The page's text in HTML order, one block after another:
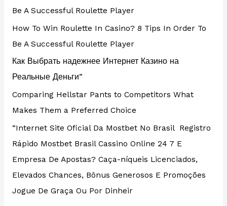
Be A Successful Roulette Player
How To Win Roulette In Casino? 8 Tips In Order To
Be A Successful Roulette Player
Как Выбрать надежнее Интернет Казино на
Реальные Деньги”
Comparing Hellstar Pants to Competitors What
Makes Them a Preferred Choice
“Internet Site Oficial Da Mostbet No Brasil ️ Registro
Rápido Mostbet Brasil Cassino Online 24 7 E
Empresa De Apostas? Caça-níqueis Licenciados,
Elevados Chances, Bônus Generosos E Promoções ️
Jogue De Graça Ou Por Dinheir